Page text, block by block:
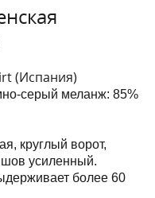
(Испания)
серый меланж: 85%
круглый ворот,
усиленный.
более 60